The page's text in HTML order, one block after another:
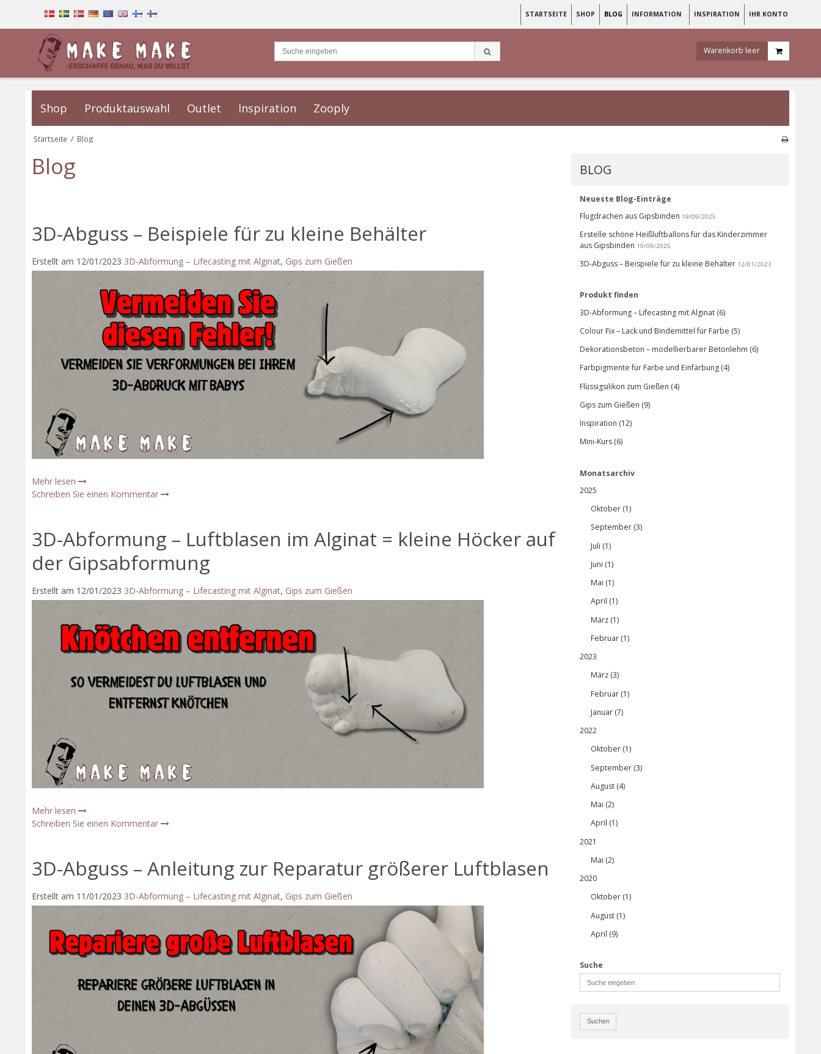
STARTSEITE SHOP BLOG INFORMATION INSPIRATION IHR KONTO
Warenkorb leer
Shop Produktauswahl Outlet Inspiration Zooply
Startseite / Blog
Blog
3D-Abguss – Beispiele für zu kleine Behälter
Erstellt am 12/01/2023 3D-Abformung – Lifecasting mit Alginat, Gips zum Gießen
Mehr lesen
Schreiben Sie einen Kommentar
3D-Abformung – Luftblasen im Alginat = kleine Höcker auf
der Gipsabformung
Erstellt am 12/01/2023 3D-Abformung – Lifecasting mit Alginat, Gips zum Gießen
Mehr lesen
Schreiben Sie einen Kommentar
3D-Abguss – Anleitung zur Reparatur größerer Luftblasen
Erstellt am 11/01/2023 3D-Abformung – Lifecasting mit Alginat, Gips zum Gießen
BLOG
Neueste Blog-Einträge
Flugdrachen aus Gipsbinden 19/09/2025
Erstelle schöne Heißluftballons für das Kinderzimmer
aus Gipsbinden 19/09/2025
3D-Abguss – Beispiele für zu kleine Behälter 12/01/2023
Produkt finden
3D-Abformung – Lifecasting mit Alginat (6)
Colour Fix – Lack und Bindemittel für Farbe (5)
Dekorationsbeton – modellierbarer Betonlehm (6)
Farbpigmente für Farbe und Einfärbung (4)
Flüssigsilikon zum Gießen (4)
Gips zum Gießen (9)
Inspiration (12)
Mini-Kurs (6)
Monatsarchiv
2025
Oktober (1)
September (3)
Juli (1)
Juni (1)
Mai (1)
April (1)
März (1)
Februar (1)
2023
März (3)
Februar (1)
Januar (7)
2022
Oktober (1)
September (3)
August (4)
Mai (2)
April (1)
2021
Mai (2)
2020
Oktober (1)
August (1)
April (9)
Suche
Suchen